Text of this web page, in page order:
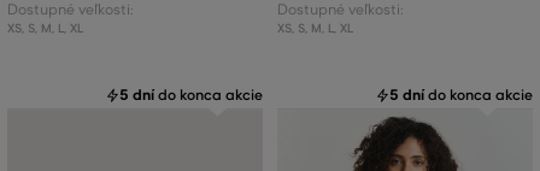
Dostupné veľkosti:
XS, S, M, L, XL
Dostupné veľkosti:
XS, S, M, L, XL
5 dní do konca akcie 5 dní do konca akcie